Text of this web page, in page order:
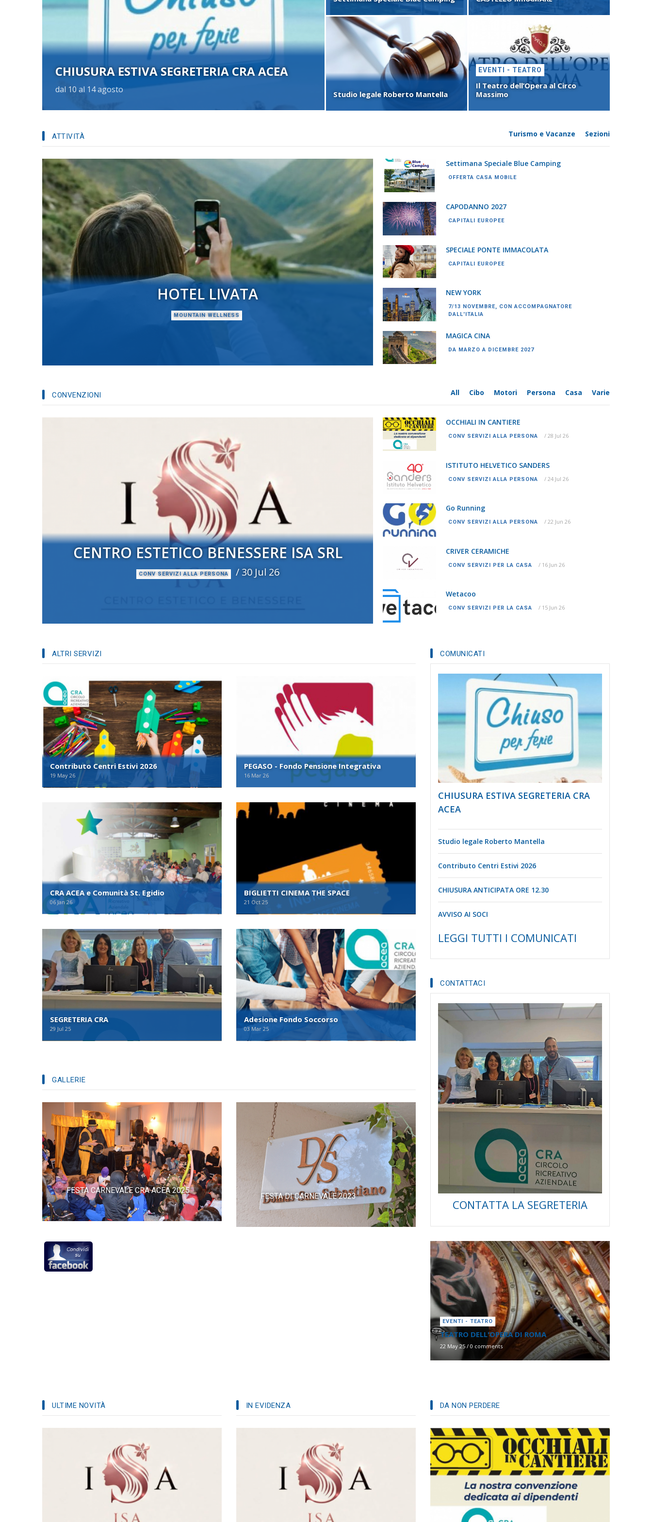
Studio legale Roberto Mantella
EVENTI - TEATRO
ALTRI SERVIZI
EVENTI IN BUS
IN AUTOBUS AI CONCERTI e AI FESTIVAL MUSICALI PIU'
IMPORTANTI IN ITALIA: Il modo piu' economico, comodo e sicuro per
viaggiare e divertirsi
ATTIVITÀ Turismo e Vacanze Sezioni
HOTEL LIVATA
MOUNTAIN WELLNESS
Settimana Speciale Blue Camping
OFFERTA CASA MOBILE
CAPODANNO 2027
CAPITALI EUROPEE
SPECIALE PONTE IMMACOLATA
CAPITALI EUROPEE
NEW YORK
7/13 NOVEMBRE, CON ACCOMPAGNATORE
DALL'ITALIA
MAGICA CINA
DA MARZO A DICEMBRE 2027
CONVENZIONI All Cibo Motori Persona Casa Varie
CENTRO ESTETICO BENESSERE ISA SRL
CONV SERVIZI ALLA PERSONA / 30 Jul 26
OCCHIALI IN CANTIERE
CONV SERVIZI ALLA PERSONA / 28 Jul 26
ISTITUTO HELVETICO SANDERS
CONV SERVIZI ALLA PERSONA / 24 Jul 26
Go Running
CONV SERVIZI ALLA PERSONA / 22 Jun 26
CRIVER CERAMICHE
CONV SERVIZI PER LA CASA / 16 Jun 26
Wetacoo
CONV SERVIZI PER LA CASA / 15 Jun 26
ALTRI SERVIZI
Contributo Centri Estivi 2026
19 May 26
PEGASO - Fondo Pensione Integrativa
16 Mar 26
CRA ACEA e Comunità St. Egidio
06 Jan 26
BIGLIETTI CINEMA THE SPACE
21 Oct 25
SEGRETERIA CRA
29 Jul 25
Adesione Fondo Soccorso
03 Mar 25
GALLERIE
FESTA DI CARNEVALE 2023
FESTA CRA 24 GIUGNO 2017 FESTA CARNEVALE CRA ACEA 2025
COMUNICATI
CHIUSURA ESTIVA SEGRETERIA CRA
ACEA
Studio legale Roberto Mantella
Contributo Centri Estivi 2026
CHIUSURA ANTICIPATA ORE 12.30
AVVISO AI SOCI
LEGGI TUTTI I COMUNICATI
CONTATTACI
CONTATTA LA SEGRETERIA
EVENTI - TEATRO
TEATRO DELL'OPERA DI ROMA
22 May 25 / 0 comments
ULTIME NOVITÀ IN EVIDENZA DA NON PERDERE